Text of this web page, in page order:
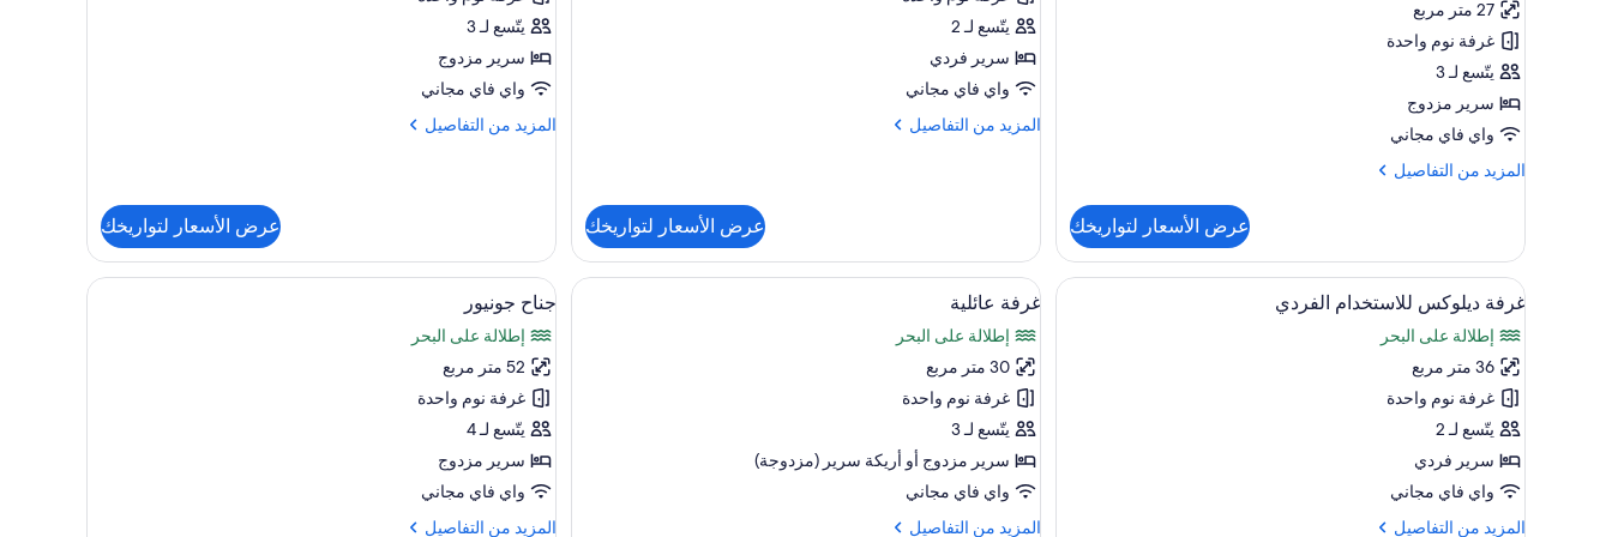
عادية
27 متر مربع
غرفة نوم واحدة
يتّسع لـ 3
سرير مزدوج
واي فاي مجاني
المزيد من التفاصيل
المزيد
غرفة
مزدوجة
عادية
عرض الأسعار لتواريخك
فرديةيتّسع لـ 2
سرير فردي
واي فاي مجاني
المزيد من التفاصيل
المزيد
فردية
عرض الأسعار لتواريخك
مزدوجة
يتّسع لـ 3
سرير مزدوج
واي فاي مجاني
المزيد من التفاصيل
المزيد
مزدوجة
عرض الأسعار لتواريخك
استعراض
جميع
صور
غرفة
ديلوكس
للاستخدام
الفردي
أغطية فراش متميزة وعناصر مجانية داخل الميني بار وخزنة داخل الغرفة
1
غرفة ديلوكس للاستخدام الفردي
إطلالة على البحر
36 متر مربع
غرفة نوم واحدة
يتّسع لـ 2
سرير فردي
واي فاي مجاني
المزيد من التفاصيل
المزيد
استعراض
جميع
صور
غرفة
عائلية
أغطية فراش متميزة وعناصر مجانية داخل الميني بار وخزنة داخل الغرفة
1
غرفة عائلية
إطلالة على البحر
30 متر مربع
غرفة نوم واحدة
يتّسع لـ 3
سرير مزدوج‫‬ أو أريكة سرير (مزدوجة)
واي فاي مجاني
المزيد من التفاصيل
المزيد
استعراض
جميع
صور
جناح
جونيور
أغطية فراش متميزة وعناصر مجانية داخل الميني
1
جناح جونيور
إطلالة على البحر
52 متر مربع
غرفة نوم واحدة
يتّسع لـ 4
سرير مزدوج
واي فاي مجاني
المزيد من التفاصيل
المزيد